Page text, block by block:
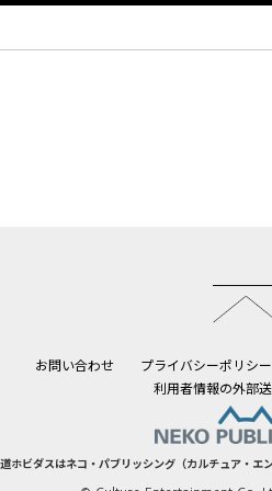
お問い合わせ プライバシーポリシー
利用者情報の外部
ホビダスはネコ・パブリッシング（カルチュア・エ